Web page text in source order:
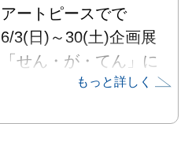
アートピースでで
6/3(日)～30(土)企画展
「せん・が・てん」に
「水無月の森」という
もっと詳しく